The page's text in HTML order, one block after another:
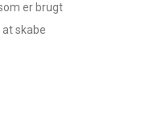
er brugt
skabe